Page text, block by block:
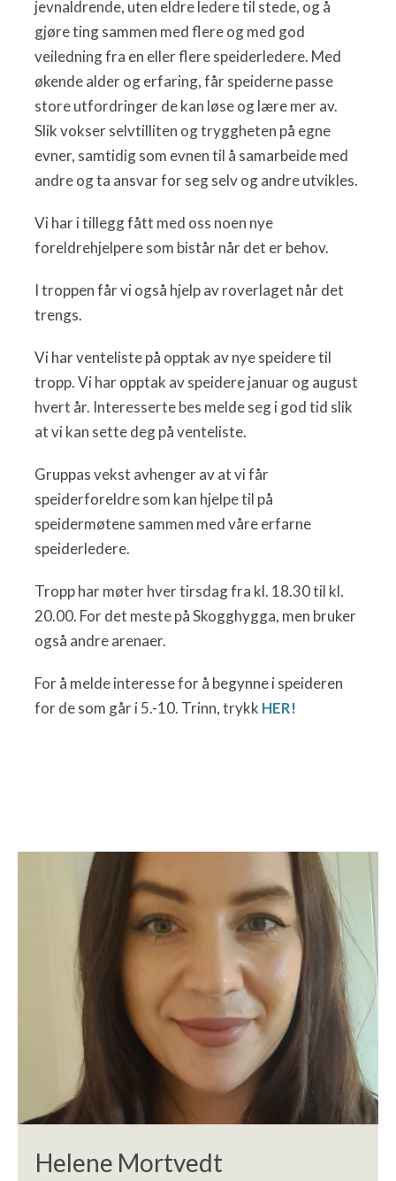
jevnaldrende, uten eldre ledere til stede, og å
gjøre ting sammen med flere og med god
veiledning fra en eller flere speiderledere. Med
økende alder og erfaring, får speiderne passe
store utfordringer de kan løse og lære mer av.
Slik vokser selvtilliten og tryggheten på egne
evner, samtidig som evnen til å samarbeide med
andre og ta ansvar for seg selv og andre utvikles.
Vi har i tillegg fått med oss noen nye
foreldrehjelpere som bistår når det er behov.
I troppen får vi også hjelp av roverlaget når det
trengs.
Vi har venteliste på opptak av nye speidere til
tropp. Vi har opptak av speidere januar og august
hvert år. Interesserte bes melde seg i god tid slik
at vi kan sette deg på venteliste.
Gruppas vekst avhenger av at vi får
speiderforeldre som kan hjelpe til på
speidermøtene sammen med våre erfarne
speiderledere.
Tropp har møter hver tirsdag fra kl. 18.30 til kl.
20.00. For det meste på Skogghygga, men bruker
også andre arenaer.
For å melde interesse for å begynne i speideren
for de som går i 5.-10. Trinn, trykk HER!
Helene Mortvedt